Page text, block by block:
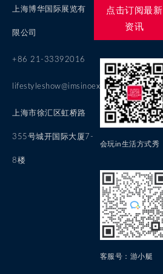
上海博华国际展览有
限公司
+86 21-33392016
lifestyleshow@imsinoexpo.com
上海市徐汇区虹桥路
355号城开国际大厦7-
8楼
点击订阅最新
资讯
会玩in生活方式秀
客服号：游小艇